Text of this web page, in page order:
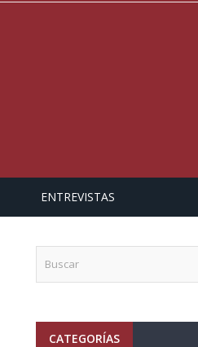
ENTREVISTAS
CATEGORÍAS